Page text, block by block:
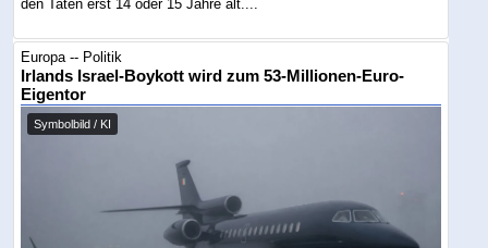
den Taten erst 14 oder 15 Jahre alt....
Europa -- Politik
Irlands Israel-Boykott wird zum 53-Millionen-Euro-
Eigentor
Symbolbild / KI